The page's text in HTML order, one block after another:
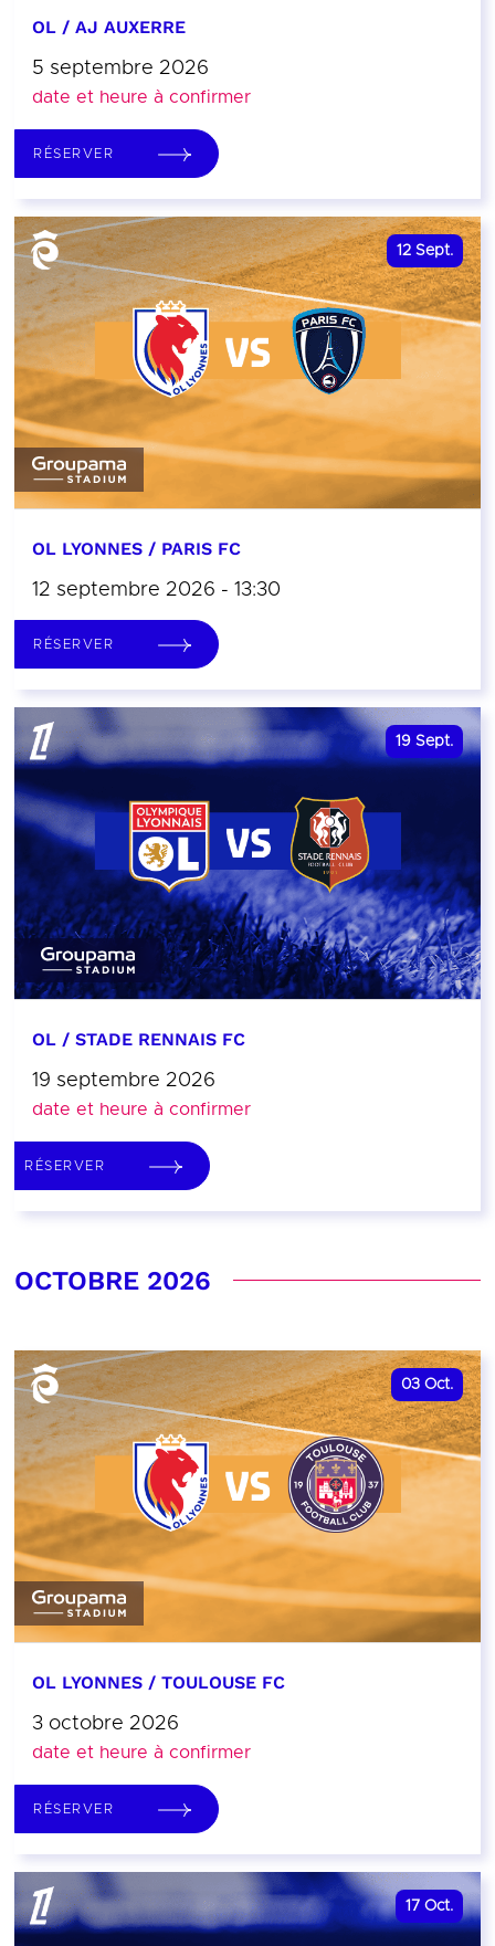
OL / AJ AUXERRE
5 septembre 2026
date et heure à confirmer
RÉSERVER
12 Sept.
OL LYONNES / PARIS FC
12 septembre 2026 - 13:30
RÉSERVER
19 Sept.
OL / STADE RENNAIS FC
19 septembre 2026
date et heure à confirmer
RÉSERVER
OCTOBRE 2026
03 Oct.
OL LYONNES / TOULOUSE FC
3 octobre 2026
date et heure à confirmer
RÉSERVER
17 Oct.